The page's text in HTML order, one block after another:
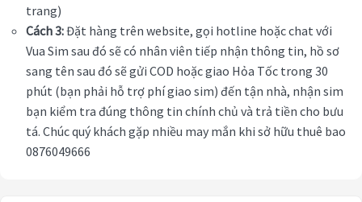
trang)
Cách 3:Đặt hàng trên website, gọi hotline hoặc chat với
Vua Sim sau đó sẽ có nhân viên tiếp nhận thông tin, hồ sơ
sang tên sau đó sẽ gửi COD hoặc giao Hỏa Tốc trong 30
phút (bạn phải hỗ trợ phí giao sim) đến tận nhà, nhận sim
bạn kiểm tra đúng thông tin chính chủ và trả tiền cho bưu
tá. Chúc quý khách gặp nhiều may mắn khi sở hữu thuê bao
0876049666